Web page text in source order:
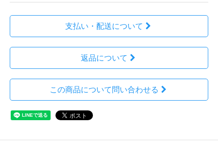
支払い・配送について
返品について
この商品について問い合わせる